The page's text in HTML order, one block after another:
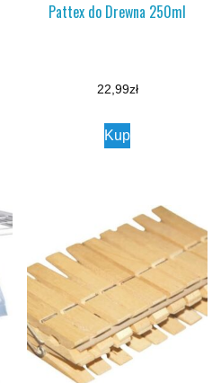
Pattex do Drewna 250ml
22,99zł
Kup